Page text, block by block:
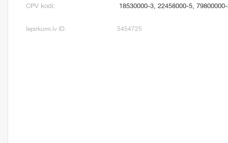
CPV kodi:
18530000-3, 22458000-5,
Iepirkumi.lv ID: 5454725